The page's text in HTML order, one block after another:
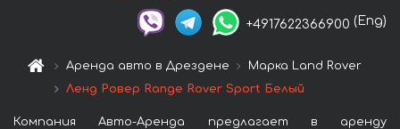
+4917622366900 (Eng)
Аренда авто в Дрездене
Марка Land Rover
Ленд Ровер Range Rover Sport Белый
Компания Авто-Аренда предлагает в аренду